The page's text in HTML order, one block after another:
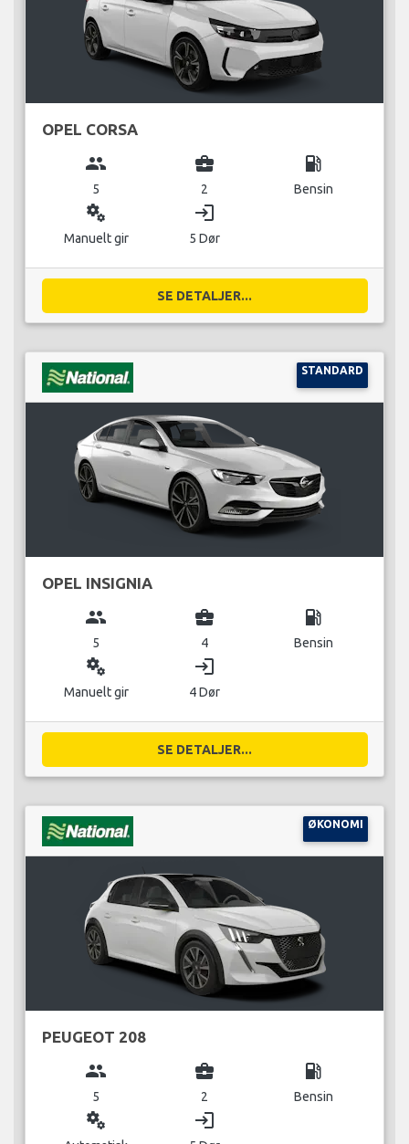
OPEL CORSA
group
5
business_center
2
local_gas_station
Bensin
miscellaneous_services
Manuelt gir
login
5 Dør
SE DETALJER...
STANDARD
OPEL INSIGNIA
group
5
business_center
4
local_gas_station
Bensin
miscellaneous_services
Manuelt gir
login
4 Dør
SE DETALJER...
ØKONOMI
PEUGEOT 208
group
5
business_center
2
local_gas_station
Bensin
miscellaneous_services login